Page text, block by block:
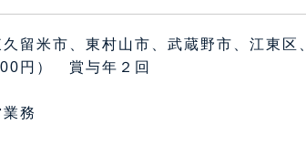
留米市、東村山市、武蔵野市、江東
円） 賞与年２回
務